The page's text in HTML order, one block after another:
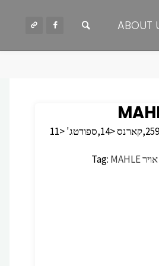
ABOUT
Tag: MAHLE